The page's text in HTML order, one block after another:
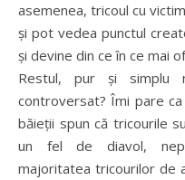
asemenea, tricoul cu
și pot vedea punctul
și devine din ce în ce mai
Restul, pur și
controversat? Îmi pare
băieții spun că tricourile
un fel de diavol,
majoritatea tricourilor de